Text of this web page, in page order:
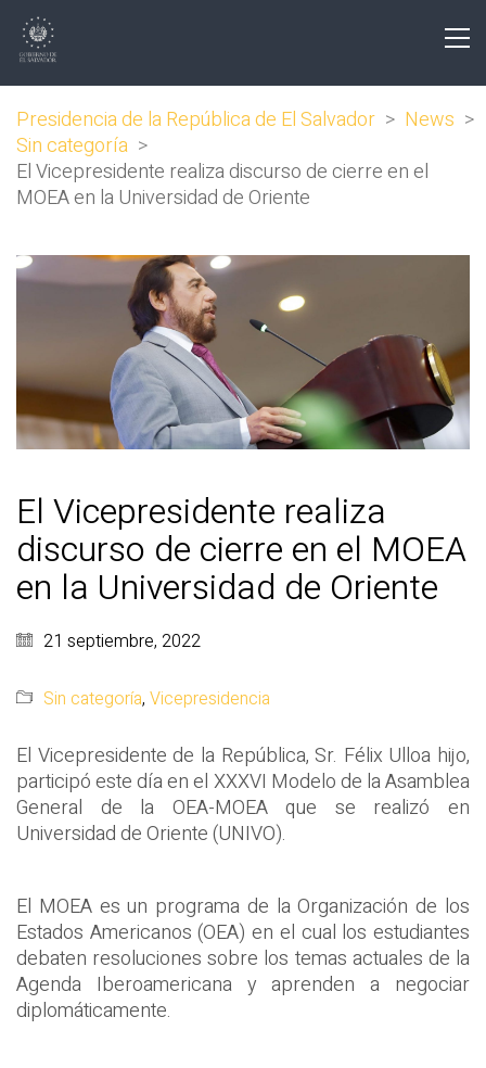
Presidencia de la República de El Salvador > News >
Sin categoría >
El Vicepresidente realiza discurso de cierre en el
MOEA en la Universidad de Oriente
El Vicepresidente realiza
discurso de cierre en el MOEA
en la Universidad de Oriente
21 septiembre, 2022
Sin categoría, Vicepresidencia
El Vicepresidente de la República, Sr. Félix Ulloa hijo,
participó este día en el XXXVI Modelo de la Asamblea
General de la OEA-MOEA que se realizó en
Universidad de Oriente (UNIVO).
El MOEA es un programa de la Organización de los
Estados Americanos (OEA) en el cual los estudiantes
debaten resoluciones sobre los temas actuales de la
Agenda Iberoamericana y aprenden a negociar
diplomáticamente.